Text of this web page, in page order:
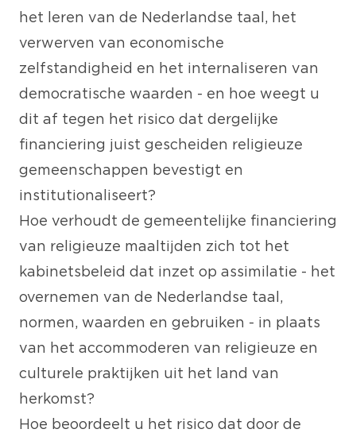
het leren van de Nederlandse taal, het
verwerven van economische
zelfstandigheid en het internaliseren van
democratische waarden - en hoe weegt u
dit af tegen het risico dat dergelijke
financiering juist gescheiden religieuze
gemeenschappen bevestigt en
institutionaliseert?
Hoe verhoudt de gemeentelijke financiering
van religieuze maaltijden zich tot het
kabinetsbeleid dat inzet op assimilatie - het
overnemen van de Nederlandse taal,
normen, waarden en gebruiken - in plaats
van het accommoderen van religieuze en
culturele praktijken uit het land van
herkomst?
Hoe beoordeelt u het risico dat door de